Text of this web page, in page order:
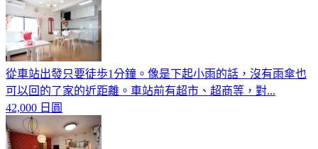
從車站出發只要徒歩1分鐘。像是下起小雨的話，沒有雨傘也
可以回的了家的近距離。車站前有超市、超商等，對...
42,000 日圓